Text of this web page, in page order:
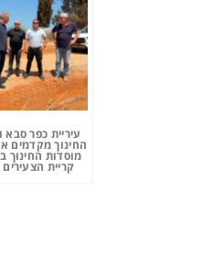
עיריית כפר
החינוך מקדמים
מוסדות החינוך
קריית